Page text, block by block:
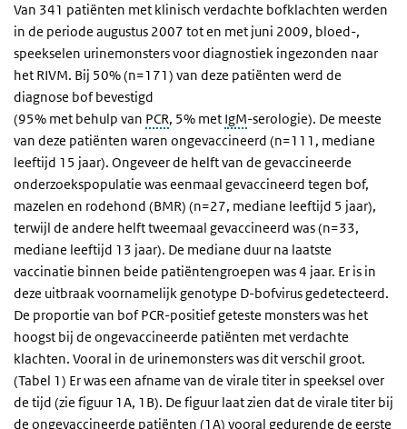
Van 341 patiënten met klinisch verdachte bofklachten werden
in de periode augustus 2007 tot en met juni 2009, bloed-,
speekselen urinemonsters voor diagnostiek ingezonden naar
het RIVM. Bij 50% (n=171) van deze patiënten werd de
diagnose bof bevestigd
(95% met behulp van PCR, 5% met IgM-serologie). De meeste
van deze patiënten waren ongevaccineerd (n=111, mediane
leeftijd 15 jaar). Ongeveer de helft van de gevaccineerde
onderzoekspopulatie was eenmaal gevaccineerd tegen bof,
mazelen en rodehond (BMR) (n=27, mediane leeftijd 5 jaar),
terwijl de andere helft tweemaal gevaccineerd was (n=33,
mediane leeftijd 13 jaar). De mediane duur na laatste
vaccinatie binnen beide patiëntengroepen was 4 jaar. Er is in
deze uitbraak voornamelijk genotype D-bofvirus gedetecteerd.
De proportie van bof PCR-positief geteste monsters was het
hoogst bij de ongevaccineerde patiënten met verdachte
klachten. Vooral in de urinemonsters was dit verschil groot.
(Tabel 1) Er was een afname van de virale titer in speeksel over
de tijd (zie figuur 1A, 1B). De figuur laat zien dat de virale titer bij
de ongevaccineerde patiënten (1A) vooral gedurende de eerste